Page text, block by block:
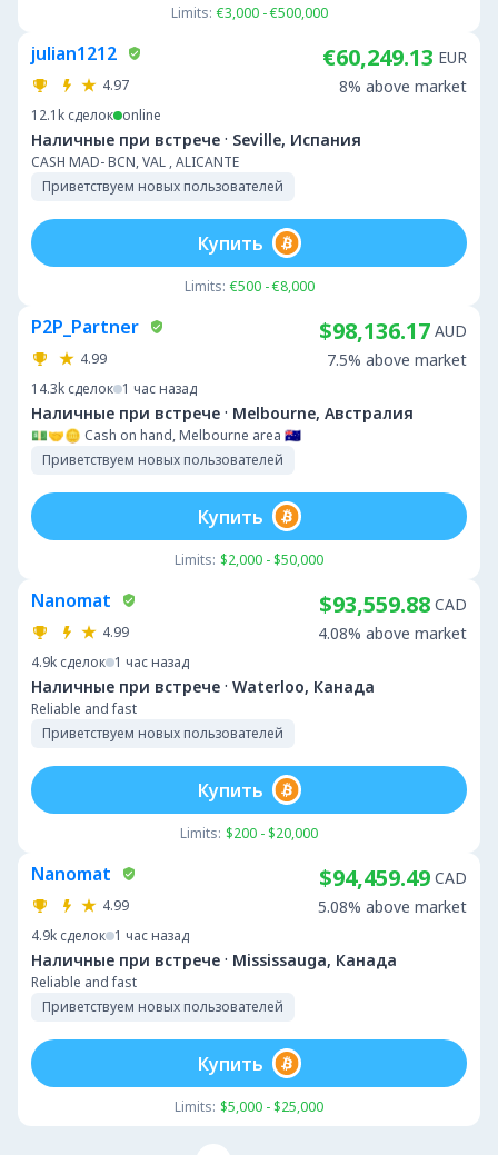
Limits: €3,000 - €500,000
julian1212
4.97
12.1k сделок online
Наличные при встрече · Seville, Испания
CASH MAD- BCN, VAL , ALICANTE
Приветствуем новых пользователей
€60,249.13 EUR
8% above market
Limits: €500 - €8,000
Купить
P2P_Partner
4.99
14.3k сделок 1 час назад
Наличные при встрече · Melbourne, Австралия
💵🤝🪙 Cash on hand, Melbourne area 🇦🇺
Приветствуем новых пользователей
$98,136.17 AUD
7.5% above market
Limits: $2,000 - $50,000
Купить
Nanomat
4.99
4.9k сделок 1 час назад
Наличные при встрече · Waterloo, Канада
Reliable and fast
Приветствуем новых пользователей
$93,559.88 CAD
4.08% above market
Limits: $200 - $20,000
Купить
Nanomat
4.99
4.9k сделок 1 час назад
Наличные при встрече · Mississauga, Канада
Reliable and fast
Приветствуем новых пользователей
$94,459.49 CAD
5.08% above market
Limits: $5,000 - $25,000
Купить